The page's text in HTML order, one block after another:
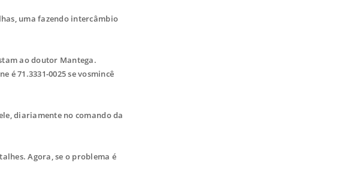
uma fazendo intercâmbio
ao doutor Mantega.
é 71.3331-0025 se vosmincê
diariamente no comando da
Agora, se o problema é